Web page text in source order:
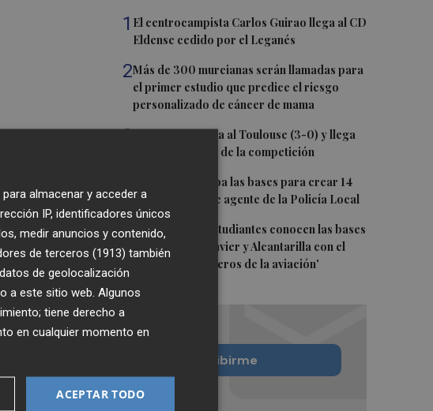
1 El centrocampista Carlos Guirao llega al CD
Eldense cedido por el Leganés
2Más de 300 murcianas serán llamadas para
el primer estudio que predice el riesgo
personalizado de cáncer de mama
3El Elche CF golea al Toulouse (3-0) y llega
lanzado al inicio de la competición
Burriana aprueba las bases para crear 14
nuevas plazas de agente de la Policía Local
5Más de 1.800 estudiantes conocen las bases
aéreas de San Javier y Alcantarilla con el
programa 'Pioneros de la aviación'
Quiero suscribirme
almacenar y acceder a
IP, identificadores únicos
medir anuncios y contenido,
de terceros (1913) también
de geolocalización
a este sitio web. Algunos
tiene derecho a
en cualquier momento en
ACEPTAR TODO